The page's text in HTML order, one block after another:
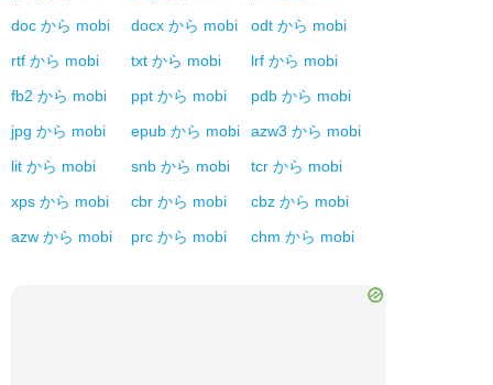
doc から mobi docx から mobi odt から mobi
rtf から mobi txt から mobi lrf から mobi
fb2 から mobi ppt から mobi pdb から mobi
jpg から mobi epub から mobi azw3 から mobi
lit から mobi snb から mobi tcr から mobi
xps から mobi cbr から mobi cbz から mobi
azw から mobi prc から mobi chm から mobi